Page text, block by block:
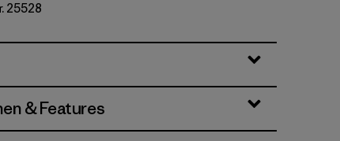
25528
& Features